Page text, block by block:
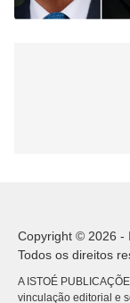
Copyright © 2026 -
Todos os direitos
A ISTOÉ
vinculação editorial e